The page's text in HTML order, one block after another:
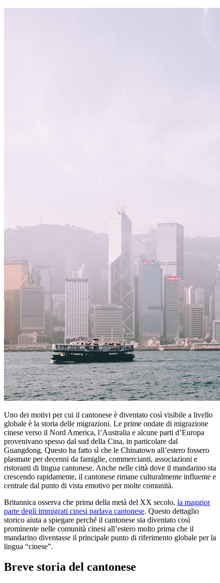
Uno dei motivi per cui il cantonese è diventato così visibile a livello
globale è la storia delle migrazioni. Le prime ondate di migrazione
cinese verso il Nord America, l’Australia e alcune parti d’Europa
provenivano spesso dal sud della Cina, in particolare dal
Guangdong. Questo ha fatto sì che le Chinatown all’estero fossero
plasmate per decenni da famiglie, commercianti, associazioni e
ristoranti di lingua cantonese. Anche nelle città dove il mandarino sta
crescendo rapidamente, il cantonese rimane culturalmente influente e
centrale dal punto di vista emotivo per molte comunità.
Britannica osserva che prima della metà del XX secolo, la maggior
parte degli immigrati cinesi parlava cantonese. Questo dettaglio
storico aiuta a spiegare perché il cantonese sia diventato così
prominente nelle comunità cinesi all’estero molto prima che il
mandarino diventasse il principale punto di riferimento globale per la
lingua “cinese”.
Breve storia del cantonese